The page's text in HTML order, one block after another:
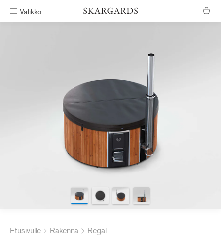
Valikko
Etusivulle Rakenna Regal